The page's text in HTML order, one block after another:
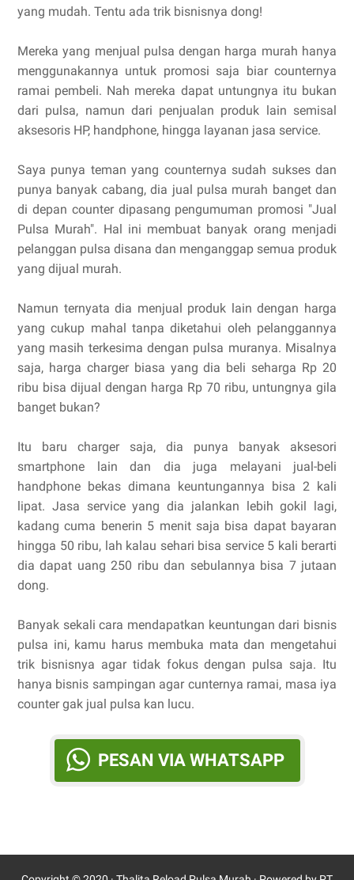
yang mudah. Tentu ada trik bisnisnya dong!
Mereka yang menjual pulsa dengan harga murah hanya
menggunakannya untuk promosi saja biar counternya
ramai pembeli. Nah mereka dapat untungnya itu bukan
dari pulsa, namun dari penjualan produk lain semisal
aksesoris HP, handphone, hingga layanan jasa service.
Saya punya teman yang counternya sudah sukses dan
punya banyak cabang, dia jual pulsa murah banget dan
di depan counter dipasang pengumuman promosi "Jual
Pulsa Murah". Hal ini membuat banyak orang menjadi
pelanggan pulsa disana dan menganggap semua produk
yang dijual murah.
Namun ternyata dia menjual produk lain dengan harga
yang cukup mahal tanpa diketahui oleh pelanggannya
yang masih terkesima dengan pulsa muranya. Misalnya
saja, harga charger biasa yang dia beli seharga Rp 20
ribu bisa dijual dengan harga Rp 70 ribu, untungnya gila
banget bukan?
Itu baru charger saja, dia punya banyak aksesori
smartphone lain dan dia juga melayani jual-beli
handphone bekas dimana keuntungannya bisa 2 kali
lipat. Jasa service yang dia jalankan lebih gokil lagi,
kadang cuma benerin 5 menit saja bisa dapat bayaran
hingga 50 ribu, lah kalau sehari bisa service 5 kali berarti
dia dapat uang 250 ribu dan sebulannya bisa 7 jutaan
dong.
Banyak sekali cara mendapatkan keuntungan dari bisnis
pulsa ini, kamu harus membuka mata dan mengetahui
trik bisnisnya agar tidak fokus dengan pulsa saja. Itu
hanya bisnis sampingan agar cunternya ramai, masa iya
counter gak jual pulsa kan lucu.
PESAN VIA WHATSAPP